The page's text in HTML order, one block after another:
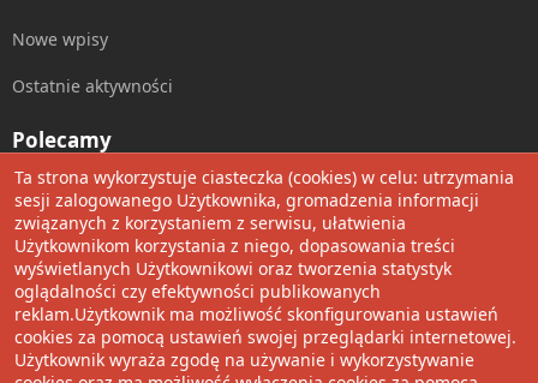
Nowe wpisy
Ostatnie aktywności
Polecamy
Wolnościowe cytaty
Udostępnij
Facebook
TwitterRedditPinterest
TumblrWhatsApp
Umieść Link
Ta strona wykorzystuje ciasteczka (cookies) w celu: utrzymania
sesji zalogowanego Użytkownika, gromadzenia informacji
związanych z korzystaniem z serwisu, ułatwienia
Użytkownikom korzystania z niego, dopasowania treści
wyświetlanych Użytkownikowi oraz tworzenia statystyk
oglądalności czy efektywności publikowanych
reklam.Użytkownik ma możliwość skonfigurowania ustawień
cookies za pomocą ustawień swojej przeglądarki internetowej.
Użytkownik wyraża zgodę na używanie i wykorzystywanie